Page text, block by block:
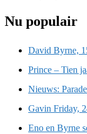
Nu populair
David Byrne,
Prince – Tien
Nieuws:
Gavin Friday,
Eno en Byrne